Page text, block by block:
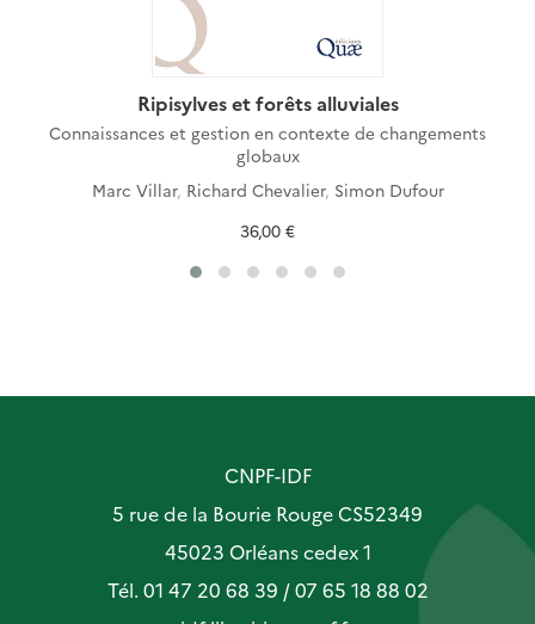
Ripisylves et forêts alluviales
Connaissances et gestion en contexte de changements
globaux
Marc Villar, Richard Chevalier, Simon Dufour
36,00 €
CNPF-IDF
5 rue de la Bourie Rouge CS52349
45023 Orléans cedex 1
Tél. 01 47 20 68 39 / 07 65 18 88 02